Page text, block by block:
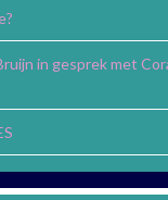
in gesprek met